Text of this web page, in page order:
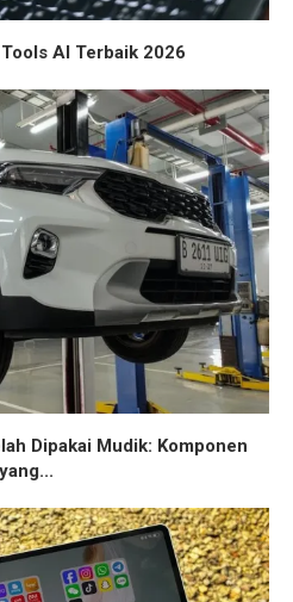
AI Terbaik 2026
Dipakai Mudik: Komponen
yang...